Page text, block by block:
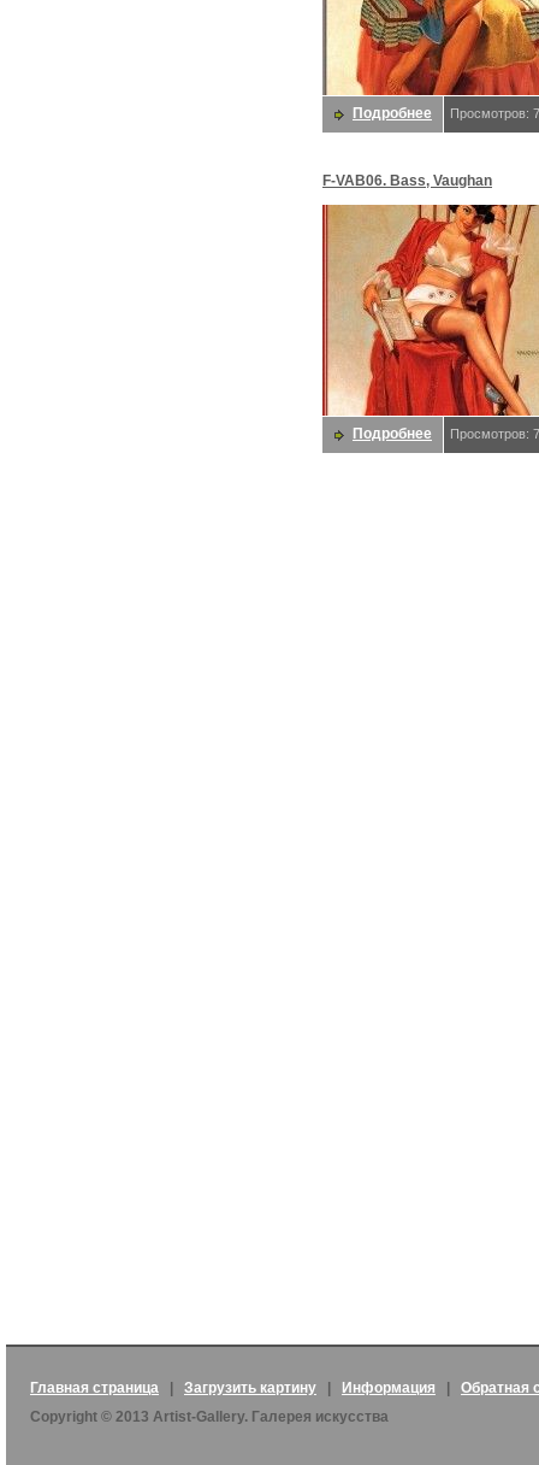
Подробнее Просмотров:
F-VAB06. Bass, Vaughan
Подробнее Просмотров:
Главная страница Загрузить картину Информация
Обратная
Copyright © 2013 Artist-Gallery. Галерея искусства